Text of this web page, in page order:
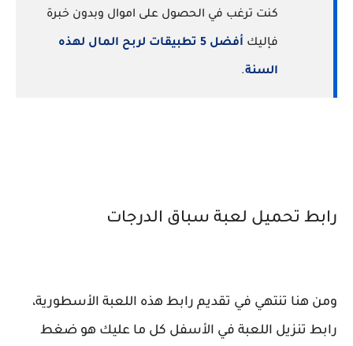
كنت ترغب في الحصول على اموال وبدون خبرة
فإليك أفضل 5 تطبيقات لربح المال لهذه
السنة.
رابط تحميل لعبة سباق الدرجات
ومن هنا تنتهي في تقديم رابط هذه اللعبة الأسطورية،
رابط تنزيل اللعبة في الأسفل كل ما عليك هو ضغط